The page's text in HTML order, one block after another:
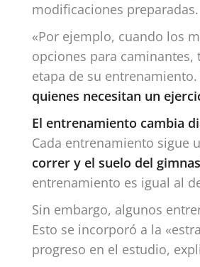
modificaciones preparadas.
«Por ejemplo, cuando los
opciones para
etapa de su
quienes necesitan un
El entrenamiento cambia
Cada entrenamiento sigue
correr y el suelo del
entrenamiento es igual al
Sin embargo, algunos
Esto se incorporó a la
progreso en el estudio,